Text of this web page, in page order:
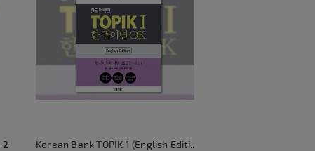
Korean Bank TOPIK 1 (English Edition)